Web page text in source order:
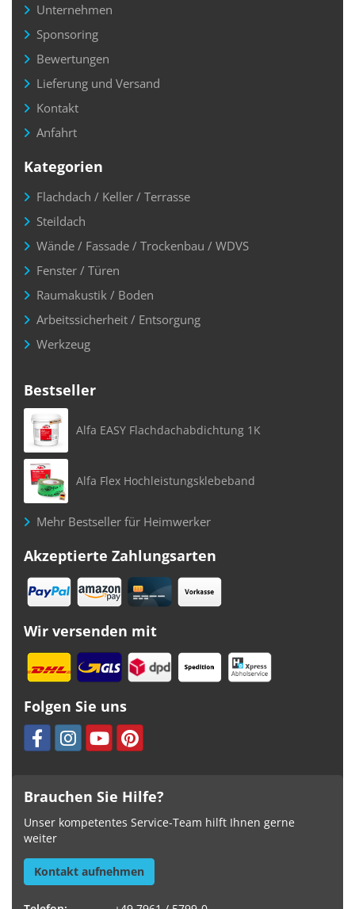
Unternehmen
Sponsoring
Bewertungen
Lieferung und Versand
Kontakt
Anfahrt
Kategorien
Flachdach / Keller / Terrasse
Steildach
Wände / Fassade / Trockenbau / WDVS
Fenster / Türen
Raumakustik / Boden
Arbeitssicherheit / Entsorgung
Werkzeug
Bestseller
Alfa EASY Flachdachabdichtung 1K
Alfa Flex Hochleistungsklebeband
Mehr Bestseller für Heimwerker
Akzeptierte Zahlungsarten
Wir versenden mit
Folgen Sie uns
Brauchen Sie Hilfe?
Unser kompetentes Service-Team hilft Ihnen gerne
weiter
Kontakt aufnehmen